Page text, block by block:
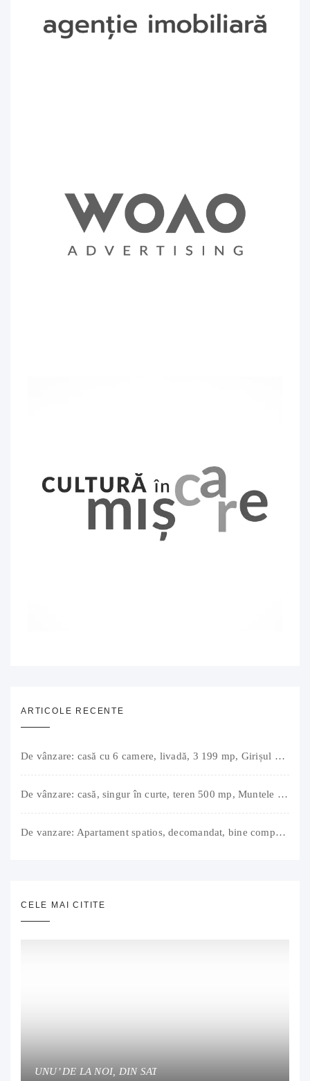
ARTICOLE RECENTE
De vânzare: casă cu 6 camere, livadă, 3 199 mp, Girișul Negru, Bihor, 42 000 Euro. Comision 0.
De vânzare: casă, singur în curte, teren 500 mp, Muntele Găina, Oradea. 157.000 € (negociabil). Comision 0.
De vanzare: Apartament spatios, decomandat, bine compartimentat, 3 camere, 2 bai, bucatarie, suprafață utilă de 64 mp + 3 balcoane (11 mp), strada Barierei, zona Dragos Voda Oradea. 89 500 E (neg). Comision 0
CELE MAI CITITE
UNU’ DE LA NOI, DIN SAT